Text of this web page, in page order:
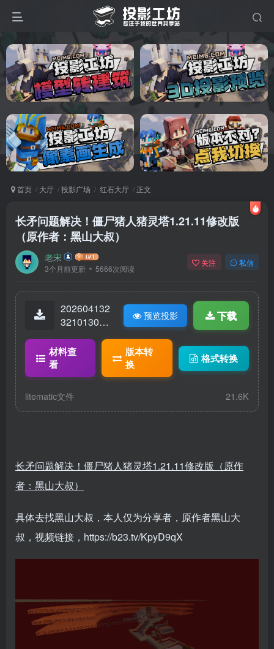
首页 大厅 投影广场 红石大厅 正文
长矛问题解决！僵尸猪人猪灵塔1.21.11修改版
（原作者：黑山大叔）
老宋
3个月前更新 5666次阅读
关注 私信
202604132
32101309-
区域已改.lit
预览投影 下载
材料查
看
版本转
换
格式转换
litematic文件 21.6K
长矛问题解决！僵尸猪人猪灵塔1.21.11修改版（原作
者：黑山大叔）
具体去找黑山大叔，本人仅为分享者，原作者黑山大
叔，视频链接，https://b23.tv/KpyD9qX